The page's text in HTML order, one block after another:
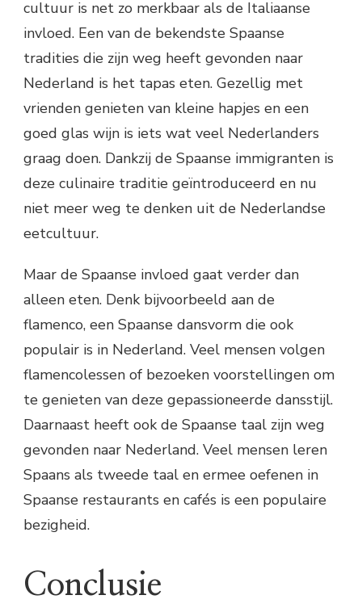
cultuur is net zo merkbaar als de Italiaanse
invloed. Een van de bekendste Spaanse
tradities die zijn weg heeft gevonden naar
Nederland is het tapas eten. Gezellig met
vrienden genieten van kleine hapjes en een
goed glas wijn is iets wat veel Nederlanders
graag doen. Dankzij de Spaanse immigranten is
deze culinaire traditie geïntroduceerd en nu
niet meer weg te denken uit de Nederlandse
eetcultuur.
Maar de Spaanse invloed gaat verder dan
alleen eten. Denk bijvoorbeeld aan de
flamenco, een Spaanse dansvorm die ook
populair is in Nederland. Veel mensen volgen
flamencolessen of bezoeken voorstellingen om
te genieten van deze gepassioneerde dansstijl.
Daarnaast heeft ook de Spaanse taal zijn weg
gevonden naar Nederland. Veel mensen leren
Spaans als tweede taal en ermee oefenen in
Spaanse restaurants en cafés is een populaire
bezigheid.
Conclusie